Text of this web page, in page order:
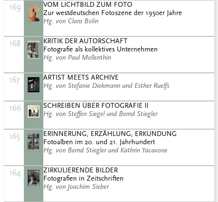
169
VOM LICHTBILD ZUM FOTO
Zur westdeutschen Fotoszene der 1950er Jahre
Hg. von Clara Bolin
168
KRITIK DER AUTORSCHAFT
Fotografie als kollektives Unternehmen
Hg. von Paul Mellenthin
167
ARTIST MEETS ARCHIVE
Hg. von Stefanie Diekmann und Esther Ruelfs
166
SCHREIBEN ÜBER FOTOGRAFIE II
Hg. von Steffen Siegel und Bernd Stiegler
165
ERINNERUNG, ERZÄHLUNG, ERKUNDUNG
Fotoalben im 20. und 21. Jahrhundert
Hg. von Bernd Stiegler und Kathrin Yacavone
164
ZIRKULIERENDE BILDER
Fotografien in Zeitschriften
Hg. von Joachim Sieber